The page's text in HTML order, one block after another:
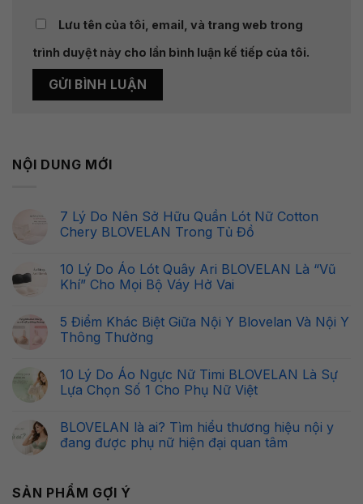
Lưu tên của tôi, email, và trang web trong
trình duyệt này cho lần bình luận kế tiếp của tôi.
NỘI DUNG MỚI
7 Lý Do Nên Sở Hữu Quần Lót Nữ Cotton
Chery BLOVELAN Trong Tủ Đồ
bình
luận
ở
Do
Nên
Sở
Lót
Nữ
Cotton
Trong
Tủ
Đồ
10 Lý Do Áo Lót Quây Ari BLOVELAN Là “Vũ
Khí” Cho Mọi Bộ Váy Hở Vai
bình
luận
ở
Do
Áo
Lót
BLOVELAN
Là
“Vũ
Bộ
Váy
5 Điểm Khác Biệt Giữa Nội Y Blovelan Và Nội Y
Thông Thường
bình
luận
ở
Khác
Biệt
Giữa
Và
Nội
10 Lý Do Áo Ngực Nữ Timi BLOVELAN Là Sự
Lựa Chọn Số 1 Cho Phụ Nữ Việt
bình
luận
ở
Áo
Ngực
BLOVELAN là ai? Tìm hiểu thương hiệu nội y
đang được phụ nữ hiện đại quan tâm
bình
luận
ở
SẢN PHẨM GỢI Ý